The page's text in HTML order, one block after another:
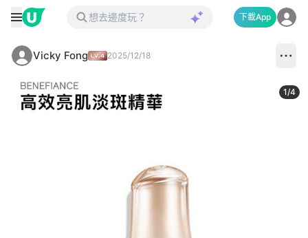
下載App
Vicky Fong 2025/12/18
1/4